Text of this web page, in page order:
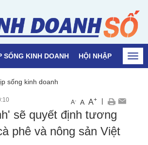
SỐNG KINH DOANH HỘI NHẬP QUỐC
sống kinh doanh
A- A A+ |
sẽ quyết định tương
phê và nông sản Việt